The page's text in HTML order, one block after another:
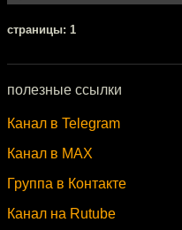
cтраницы: 1
полезные ссылки
Канал в Telegram
Канал в MAX
Группа в Контакте
Канал на Rutube